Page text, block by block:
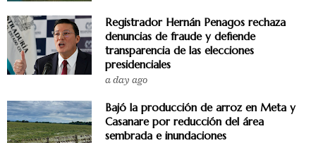
Registrador Hernán Penagos rechaza
denuncias de fraude y defiende
transparencia de las elecciones
presidenciales
a day ago
Bajó la producción de arroz en Meta y
Casanare por reducción del área
sembrada e inundaciones